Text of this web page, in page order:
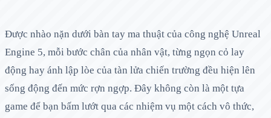
Được nhào nặn dưới bàn tay ma thuật của công nghệ Unreal
Engine 5, mỗi bước chân của nhân vật, từng ngọn cỏ lay
động hay ánh lập lòe của tàn lửa chiến trường đều hiện lên
sống động đến mức rợn ngợp. Đây không còn là một tựa
game để bạn bấm lướt qua các nhiệm vụ một cách vô thức,